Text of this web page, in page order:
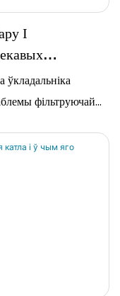
І
фільтруючай
і праграмнае